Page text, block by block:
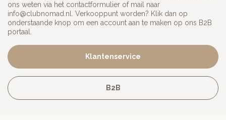
ons weten via het contactformulier of mail naar
info@clubnomad.nl
. Verkooppunt worden? Klik dan op
onderstaande knop om een account aan te maken op ons B2B
portaal.
Klantenservice
B2B